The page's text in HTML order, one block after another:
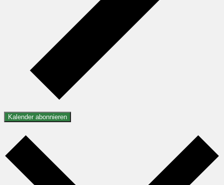
Kalender abonnieren